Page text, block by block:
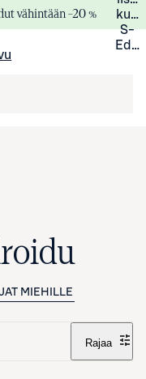
vähintään –20 %
S-
MIEHILLE
Rajaa